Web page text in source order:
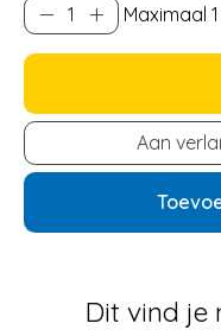
Maximaal
Aan
Dit vind je